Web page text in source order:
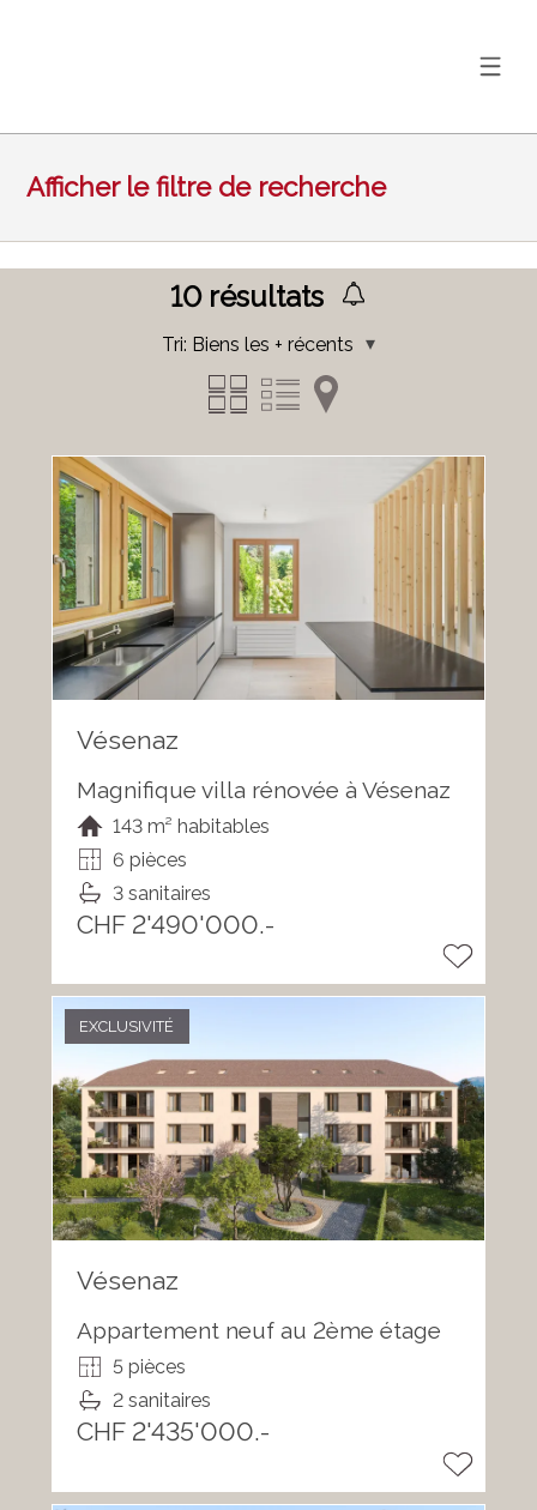
Afficher le filtre de recherche
10résultats
Tri: Biens les + récents
Vésenaz
Magnifique villa rénovée à Vésenaz
143 m² habitables
6 pièces
3 sanitaires
CHF 2'490'000.-
EXCLUSIVITÉ
Vésenaz
Appartement neuf au 2ème étage
5 pièces
2 sanitaires
CHF 2'435'000.-